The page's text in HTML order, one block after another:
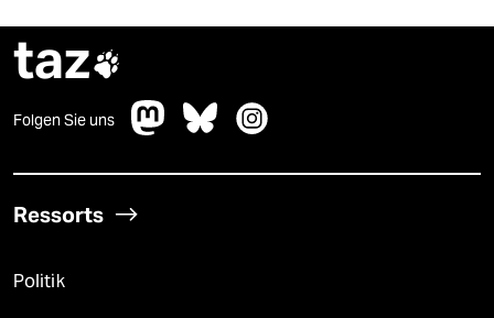
taz
Folgen Sie uns
Ressorts
Politik